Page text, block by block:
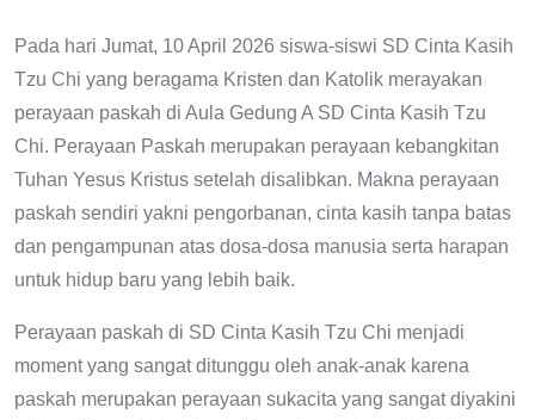
Pada hari Jumat, 10 April 2026 siswa-siswi SD Cinta Kasih
Tzu Chi yang beragama Kristen dan Katolik merayakan
perayaan paskah di Aula Gedung A SD Cinta Kasih Tzu
Chi. Perayaan Paskah merupakan perayaan kebangkitan
Tuhan Yesus Kristus setelah disalibkan. Makna perayaan
paskah sendiri yakni pengorbanan, cinta kasih tanpa batas
dan pengampunan atas dosa-dosa manusia serta harapan
untuk hidup baru yang lebih baik.
Perayaan paskah di SD Cinta Kasih Tzu Chi menjadi
moment yang sangat ditunggu oleh anak-anak karena
paskah merupakan perayaan sukacita yang sangat diyakini